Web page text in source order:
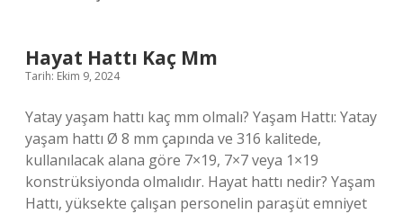
Hayat Hattı Kaç Mm
Tarih: Ekim 9, 2024
Yatay yaşam hattı kaç mm olmalı? Yaşam Hattı: Yatay
yaşam hattı Ø 8 mm çapında ve 316 kalitede,
kullanılacak alana göre 7×19, 7×7 veya 1×19
konstrüksiyonda olmalıdır. Hayat hattı nedir? Yaşam
Hattı, yüksekte çalışan personelin paraşüt emniyet